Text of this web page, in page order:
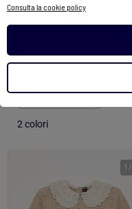
Consulta la cookie policy
44,99 €
Vedi prodotto
2 colori
1 /